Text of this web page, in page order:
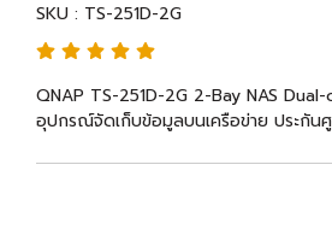
SKU : TS-251D-2G
QNAP TS-251D-2G 2-Bay NAS
อุปกรณ์จัดเก็บข้อมูลบนเครือข่าย ประกัน